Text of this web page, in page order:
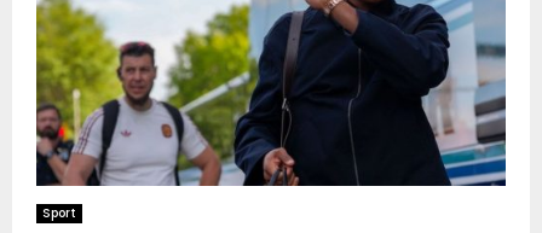
Sport